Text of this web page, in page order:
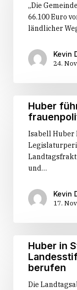
Euro
Landesgeld
Modernisierung
ländlicher
„Die
66.100 Euro
ländlicher
Kevin
24.
Huber
führt
Gespräche
frauenpolitischen
Themen
Huber
Isabell Huber
und…
Kevin
17.
Huber
Stiftungsrat
Landesstiftung
Huber in
berufen
Die